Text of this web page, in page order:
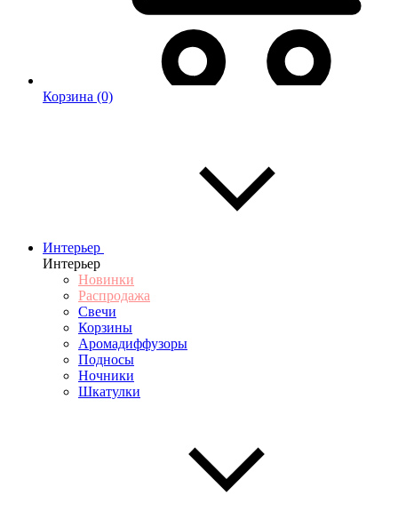
Корзина (0)
Интерьер
Интерьер
Новинки
Распродажа
Свечи
Корзины
Аромадиффузоры
Подносы
Ночники
Шкатулки